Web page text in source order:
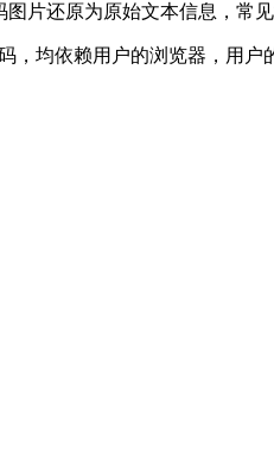
片还原为原始文本信息，常见
均依赖用户的浏览器，用